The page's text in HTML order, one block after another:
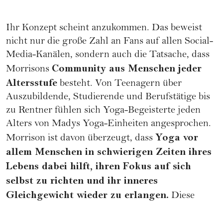
Ihr Konzept scheint anzukommen. Das beweist
nicht nur die große Zahl an Fans auf allen Social-
Media-Kanälen, sondern auch die Tatsache, dass
Morrisons Community aus Menschen jeder
Altersstufe besteht. Von Teenagern über
Auszubildende, Studierende und Berufstätige bis
zu Rentner fühlen sich Yoga-Begeisterte jeden
Alters von Madys Yoga-Einheiten angesprochen.
Morrison ist davon überzeugt, dass Yoga vor
allem Menschen in schwierigen Zeiten ihres
Lebens dabei hilft, ihren Fokus auf sich
selbst zu richten und ihr inneres
Gleichgewicht wieder zu erlangen. Diese